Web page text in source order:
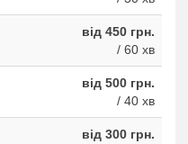
від 450 грн.
/ 60 хв
від 500 грн.
/ 40 хв
від 300 грн.